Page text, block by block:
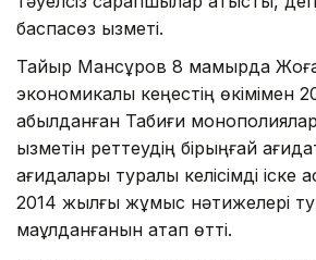
баспасөз қызметі.
Тайыр Мансұров 8 мамырда
экономикалық кеңестің өкімімен
қабылданған Табиғи монополиялар
қызметін реттеудің бірыңғай
қағидалары туралы келісімді
2014 жылғы жұмыс нәтижелері
мақұлданғанын атап өтті.